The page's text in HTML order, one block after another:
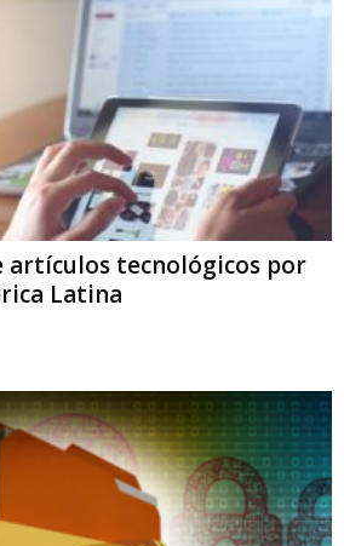
artículos tecnológicos por
Latina